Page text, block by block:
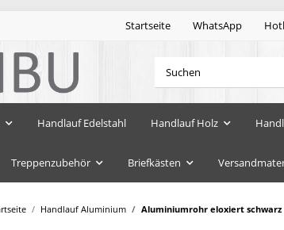
Startseite WhatsApp
Handlauf Edelstahl Handlauf Holz
Treppenzubehör Briefkästen
Handlauf Aluminium Aluminiumrohr eloxiert schwarz